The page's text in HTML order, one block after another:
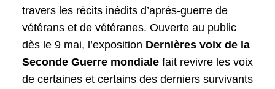
travers les récits inédits d’après-guerre de
vétérans et de vétéranes. Ouverte au public
dès le 9 mai, l’exposition Dernières voix de la
Seconde Guerre mondiale fait revivre les voix
de certaines et certains des derniers survivants